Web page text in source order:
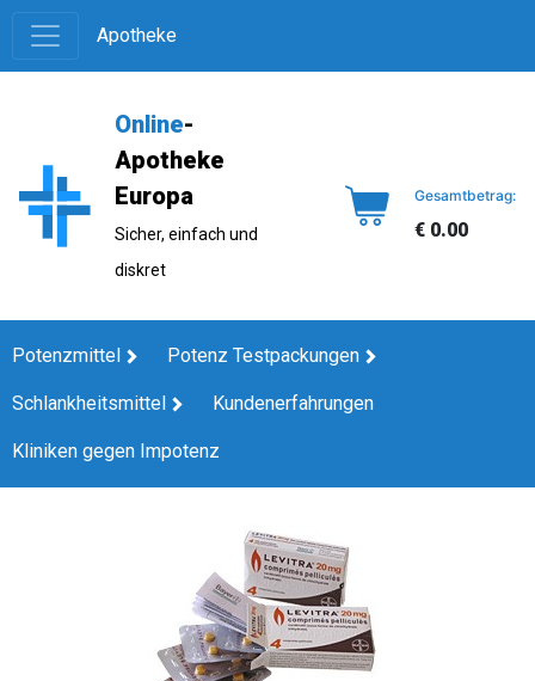
Apotheke
Online-
Apotheke
Europa
Sicher, einfach und
diskret
Gesamtbetrag:
€ 0.00
Potenzmittel Potenz Testpackungen
Schlankheitsmittel Kundenerfahrungen
Kliniken gegen Impotenz